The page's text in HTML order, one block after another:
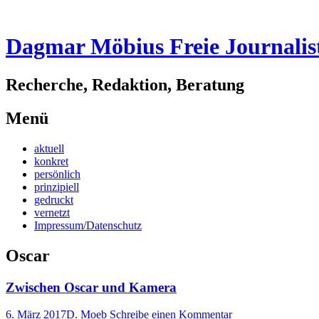
Dagmar Möbius Freie
Recherche, Redaktion, Beratung
Menü
Zum
Inhalt
springen
aktuell
konkret
persönlich
prinzipiell
gedruckt
vernetzt
Impressum/Datenschutz
Oscar
Zwischen Oscar und Kamera
6. März 2017D. Moeb Schreibe einen Kommentar